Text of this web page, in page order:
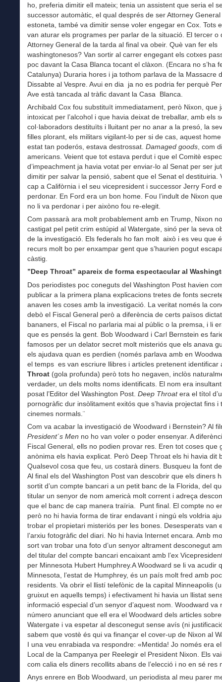
ho, preferia dimitir ell mateix; tenia un assistent que seria el
successor automàtic, el qual després de ser Attorney
estoneta, també va dimitir sense voler engegar en Cox. Tots
van aturar els programes per parlar de la situació. El tercer o
Attorney General de la tarda al final va obeir. Què van fer els
washingtonesos? Van sortir al carrer engegant els cotxes
poc davant la Casa Blanca tocant el clàxon. (Encara no s’ha
Catalunya) Duraria hores i ja tothom parlava de la Massacre
Dissabte al Vespre. Avui en dia ja no es podria fer perquè
Ave està tancada al tràfic davant la Casa Blanca.
Archibald Cox fou substituït immediatament, però Nixon, que
intoxicat per l’alcohol i que havia deixat de treballar, amb els
col·laboradors destituïts i lluitant per no anar a la presó, la
filles plorant, els militars vigilant-lo per si de cas, aquest
estat tan poderós, estava destrossat. Damaged goods, com
americans. Veient que tot estava perdut i que el Comitè
d’impeachment ja havia votat per enviar-lo al Senat per ser
dimitir per salvar la pensió, sabent que el Senat el destituiria.
cap a Califòrnia i el seu vicepresident i successor Jerry Ford
perdonar. En Ford era un bon home. Fou l’indult de Nixon
no li va perdonar i per aixòno fou re-elegit.
Com passarà ara molt probablement amb en Trump, Nixon
castigat pel petit crim estúpid al Watergate, sinó per la seva
de la investigació. Els federals ho fan molt això i es veu que
recurs molt bo per enxampar gent que s’haurien pogut
càstig.
”Deep Throat” apareix de forma espectacular al
Dos periodistes poc coneguts del Washington Post havien
publicar a la primera plana explicacions tretes de fonts
anaven les coses amb la investigació. La veritat només la
debò el Fiscal General però a diferència de certs països
bananers, el Fiscal no parlaria mai al públic o la premsa, i li
que es pensés la gent. Bob Woodward i Carl Bernstein es
famosos per un delator secret molt misteriós que els anava
els ajudava quan es perdien (només parlava amb en
el temps es van escriure llibres i articles pretenent identificar
Throat (gola profunda) però tots ho negaven, inclòs
verdader, un dels molts noms identificats. El nom era
posat l’Editor del Washington Post. Deep Throatera el títol
pornogràfic dur insòlitament exitós que s’havia projectat fins i
cinemes normals.¨
Com va acabar la investigació de Woodward i Bernstein? Al
President´s Men no ho van voler o poder ensenyar. A
Fiscal General, ells no podien provar res. Eren tot coses que
anònima els havia explicat. Però Deep Throat els hi havia dit
Qualsevol cosa que feu, us costarà diners. Busqueu la font
Al final els del Washington Post van descobrir que els diners
sortit d’un compte bancari a un petit banc de la Florida, del
titular un senyor de nom americà molt corrent i adreça
que el banc de cap manera traïria. Punt final. El compte no
però no hi havia forma de tirar endavant i ningú els voldria
trobar el propietari misteriós per les bones. Desesperats van
l’arxiu fotogràfic del diari. No hi havia Internet encara. Amb
sort van trobar una foto d’un senyor altrament desconegut
del titular del compte bancari encaixant amb l’ex
per Minnesota Hubert Humphrey.A Woodward se li va acudir
Minnesota, l’estat de Humphrey, és un país molt fred amb
residents. Va obrir el llistí telefònic de la capital Minneapolis
gruixut en aquells temps) i efectivament hi havia un llistat
informació especial d’un senyor d’aquest nom. Woodward va
número anunciant que ell era el Woodward dels articles
Watergate i va espetar al desconegut sense avís (ni
sabem que vostè és qui va finançar el cover-up de Nixon al
I una veu enrabiada va respondre: «Mentida! Jo només era
Local de la Campanya per Reelegir el President Nixon. Els
com calia els diners recollits abans de l’elecció i no en sé res
Anys enrere en Bob Woodward, un periodista al meu parer